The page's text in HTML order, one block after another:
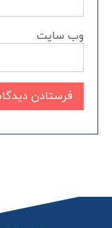
وب‌ سایت